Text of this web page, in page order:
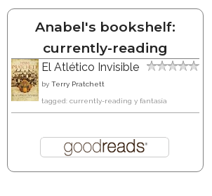
Anabel's bookshelf:
currently-reading
El Atlético Invisible
by Terry Pratchett
tagged: currently-reading y fantasía